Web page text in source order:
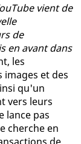
vient de
de
en avant dans
les
et des
qu'un
vers leurs
lance pas
cherche en